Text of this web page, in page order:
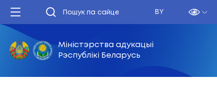
BY
Міністэрства адукацыі
Рэспублікі Беларусь